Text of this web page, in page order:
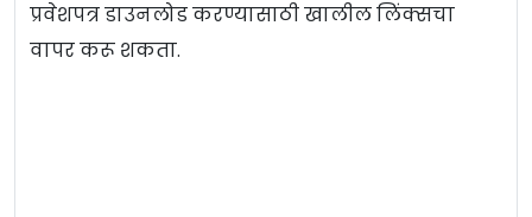
प्रवेशपत्र डाउनलोड करण्यासाठी खालील लिंक्सचा
वापर करू शकता.